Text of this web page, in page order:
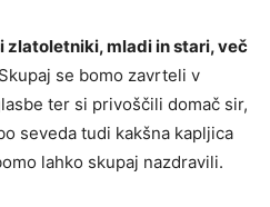
zlatoletniki, mladi in stari, več
Skupaj se bomo zavrteli v
ter si privoščili domač sir,
seveda tudi kakšna kapljica
lahko skupaj nazdravili.